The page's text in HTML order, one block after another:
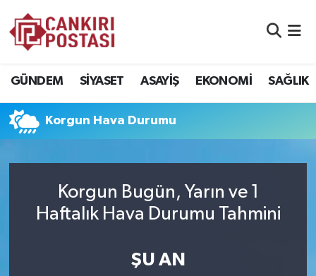
GÜNDEM SİYASET ASAYİŞ EKONOMİ SAĞLIK
Korgun Hava Durumu
Korgun Bugün, Yarın ve 1
Haftalık Hava Durumu Tahmini
ŞU AN
ASAYİŞ
EKONOMİ
SAĞLIK
Namaz Vakitleri
Trafik Durumu
Süper Lig Puan Durumu ve Fikstür
Son Dakika Haberleri